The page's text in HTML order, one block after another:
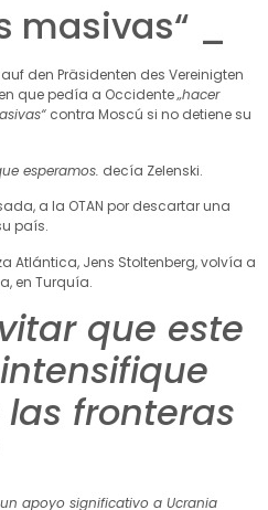
masivas“ _
den Präsidenten des Vereinigten
que pedía a Occidente„hacer
contra Moscú si no detiene su
esperamos. decía Zelenski.
a la OTAN por descartar una
país.
Atlántica, Jens Stoltenberg, volvía a
en Turquía.
que este
fronteras
apoyo significativo a Ucrania